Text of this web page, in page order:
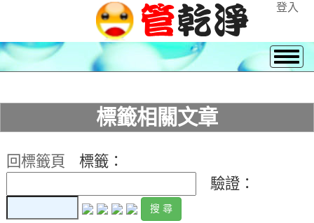
登入
標籤相關文章
回標籤頁
標籤：
驗證：